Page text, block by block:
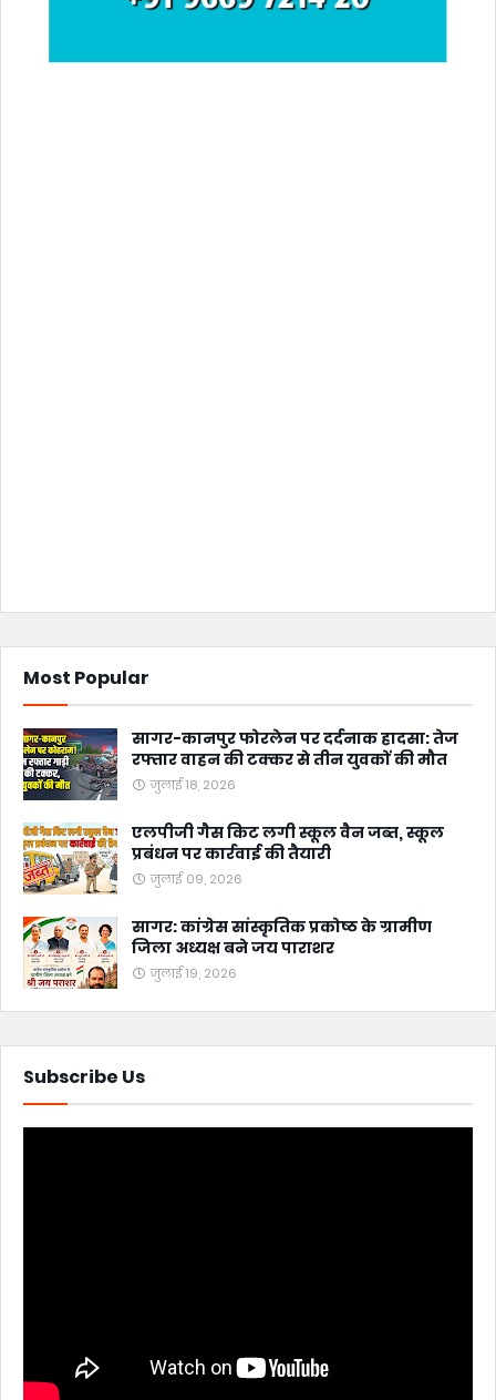
Most Popular
सागर-कानपुर फोरलेन पर दर्दनाक हादसा: तेज
रफ्तार वाहन की टक्कर से तीन युवकों की मौत
जुलाई 18, 2026
एलपीजी गैस किट लगी स्कूल वैन जब्त, स्कूल
प्रबंधन पर कार्रवाई की तैयारी
जुलाई 09, 2026
सागर: कांग्रेस सांस्कृतिक प्रकोष्ठ के ग्रामीण
जिला अध्यक्ष बने जय पाराशर
जुलाई 19, 2026
Subscribe Us